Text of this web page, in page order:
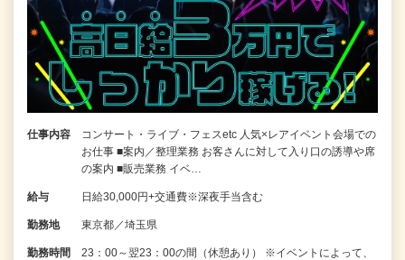
仕事内容
コンサート・ライブ・フェスetc 人気×レアイベント会場での
お仕事 ■案内／整理業務 お客さんに対して入り口の誘導や席
の案内 ■販売業務 イベ…
給与 日給30,000円+交通費※深夜手当含む
勤務地 東京都／埼玉県
勤務時間
23：00～翌23：00の間（休憩あり） ※イベントによって、